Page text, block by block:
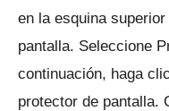
en la esquina
pantalla. Seleccione
continuación, haga
protector de pantalla.